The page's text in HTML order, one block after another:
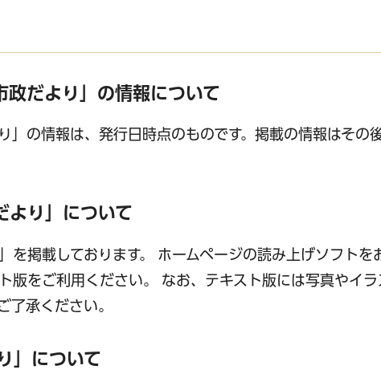
政だより」の情報について
」の情報は、発行日時点のものです。掲載の情報はその
より」について
を掲載しております。 ホームページの読み上げソフトを
版をご利用ください。 なお、テキスト版には写真やイ
了承ください。
」について